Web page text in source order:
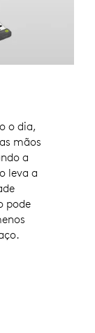
o dia,
mãos
a
leva a
pode